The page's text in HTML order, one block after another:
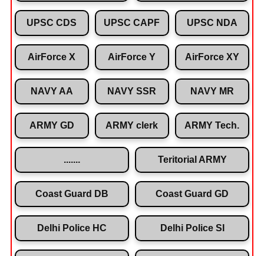
UPSC CDS UPSC CAPF UPSC NDA
AirForce X AirForce Y AirForce XY
NAVY AA NAVY SSR NAVY MR
ARMY GD ARMY clerk ARMY Tech.
Teritorial ARMY
Coast Guard DB Coast Guard GD
Delhi Police HC Delhi Police SI